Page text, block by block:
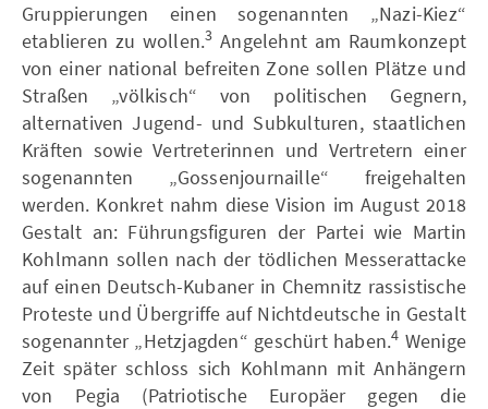
Gruppierungen einen sogenannten „Nazi-Kiez“
etablieren zu wollen.3 Angelehnt am Raumkonzept
von einer national befreiten Zone sollen Plätze und
Straßen „völkisch“ von politischen Gegnern,
alternativen Jugend- und Subkulturen, staatlichen
Kräften sowie Vertreterinnen und Vertretern einer
sogenannten „Gossenjournaille“ freigehalten
werden. Konkret nahm diese Vision im August 2018
Gestalt an: Führungsfiguren der Partei wie Martin
Kohlmann sollen nach der tödlichen Messerattacke
auf einen Deutsch-Kubaner in Chemnitz rassistische
Proteste und Übergriffe auf Nichtdeutsche in Gestalt
sogenannter „Hetzjagden“ geschürt haben.4 Wenige
Zeit später schloss sich Kohlmann mit Anhängern
von Pegia (Patriotische Europäer gegen die